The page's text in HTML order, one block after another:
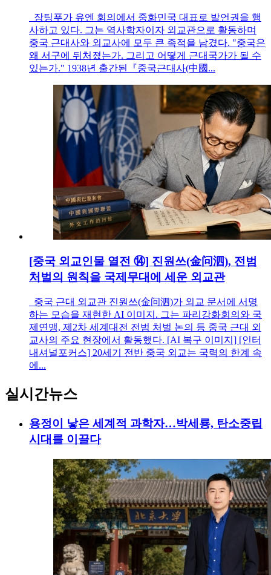
장팅푸가 유엔 회의에서 중화민국 대표로 발언권을 행
사하고 있다. 그는 역사학자이자 외교관으로 활동하며
중국 근대사와 외교사에 모두 큰 족적을 남겼다. "중국은
왜 서구에 뒤처졌는가. 그리고 어떻게 근대국가가 될 수
있는가." 1938년 출간된『중국근대사(中國...
[중국 외교인물 열전 ⑭] 진원쓰(金问泗), 전범
처벌의 원칙을 국제무대에 세운 외교관
중국 근대 외교관 진원쓰(金问泗)가 외교 문서에 서명
하는 모습을 재현한 AI 이미지. 그는 파리강화회의와 국
제연맹, 제2차 세계대전 전범 처벌 논의 등 중국 근대 외
교사의 주요 현장에서 활동했다. [AI 복구 이미지] [인터
내셔널포커스] 20세기 전반 중국 외교는 국력의 한계 속
에...
실시간뉴스
용정이 낳은 세계적 과학자…박세룡, 탄소중립
시대를 이끌다